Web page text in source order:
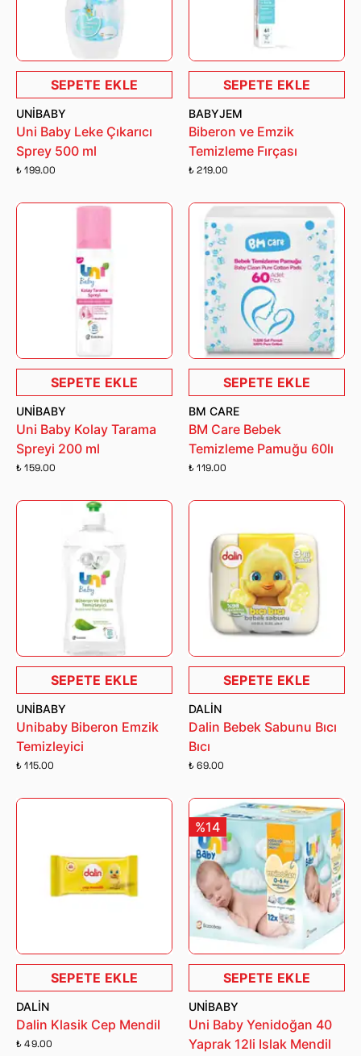
SEPETE EKLE
UNIBABY
Uni Baby Leke Çıkarıcı
Sprey 500 ml
₺ 199.00
SEPETE EKLE
BABYJEM
Biberon ve Emzik
Temizleme Fırçası
₺ 219.00
SEPETE EKLE
UNIBABY
Uni Baby Kolay Tarama
Spreyi 200 ml
₺ 159.00
SEPETE EKLE
BM CARE
BM Care Bebek
Temizleme Pamuğu 60lı
₺ 119.00
SEPETE EKLE
UNIBABY
Unibaby Biberon Emzik
Temizleyici
₺ 115.00
SEPETE EKLE
DALIN
Dalin Bebek Sabunu Bıcı
Bıcı
₺ 69.00
SEPETE EKLE
DALIN
Dalin Klasik Cep Mendil
₺ 49.00
%14
SEPETE EKLE
UNIBABY
Uni Baby Yenidoğan 40
Yaprak 12li Islak Mendil